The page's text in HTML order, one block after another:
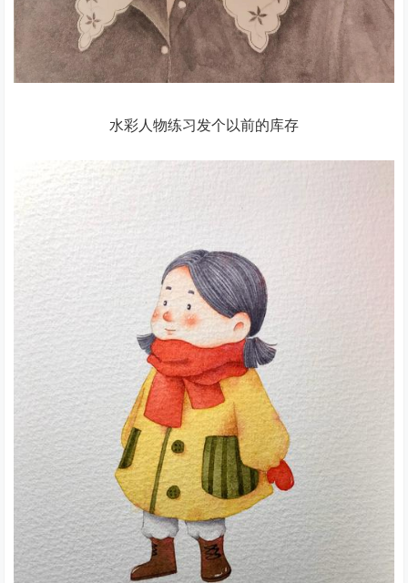
水彩人物练习发个以前的库存